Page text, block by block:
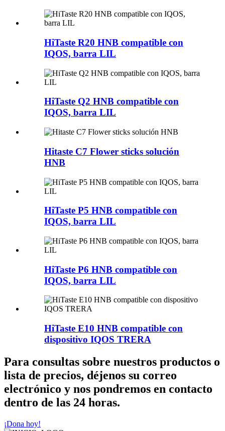
HiTaste R20 HNB compatible con
IQOS, barra LIL
HiTaste Q2 HNB compatible con
IQOS, barra LIL
Hitaste C7 Flower sticks solución
HNB
HiTaste P5 HNB compatible con
IQOS, barra LIL
HiTaste P6 HNB compatible con
IQOS, barra LIL
HiTaste E10 HNB compatible con
dispositivo IQOS TRERA
Para consultas sobre nuestros productos o
lista de precios, déjenos su correo
electrónico y nos pondremos en contacto
dentro de las 24 horas.
¡Dona hoy!